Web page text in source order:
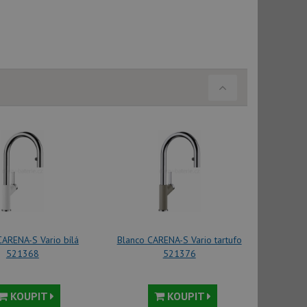
S Vario bílá
521368
KOUPIT
Blanco CARENA-S Vario tartufo
521376
KOUPIT
sledování
a
používá
koncový uživatel
sledování